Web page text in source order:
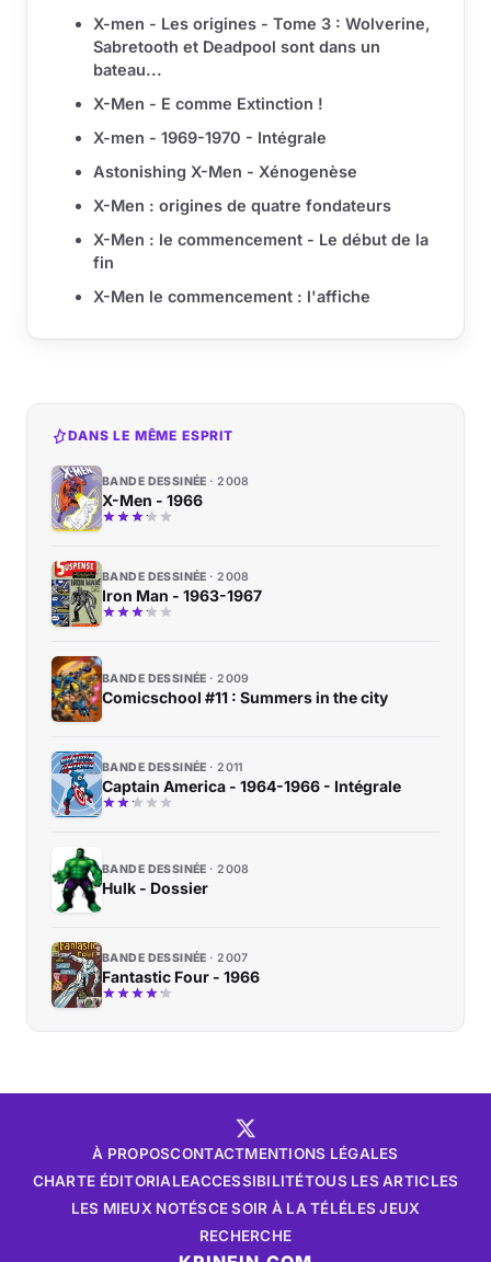
X-men - Les origines - Tome 3 : Wolverine,
Sabretooth et Deadpool sont dans un
bateau...
X-Men - E comme Extinction !
X-men - 1969-1970 - Intégrale
Astonishing X-Men - Xénogenèse
X-Men : origines de quatre fondateurs
X-Men : le commencement - Le début de la
fin
X-Men le commencement : l'affiche
DANS LE MÊME ESPRIT
BANDE DESSINÉE 2008
X-Men - 1966
BANDE DESSINÉE 2008
Iron Man - 1963-1967
BANDE DESSINÉE 2009
Comicschool #11 : Summers in the city
BANDE DESSINÉE 2011
Captain America - 1964-1966 - Intégrale
BANDE DESSINÉE 2008
Hulk - Dossier
BANDE DESSINÉE 2007
Fantastic Four - 1966
À PROPOSCONTACTMENTIONS LÉGALES
CHARTE ÉDITORIALEACCESSIBILITÉTOUS LES ARTICLES
LES MIEUX NOTÉSCE SOIR À LA TÉLÉLES JEUX
RECHERCHE